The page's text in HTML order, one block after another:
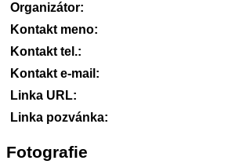
Organizátor:
Kontakt meno:
Kontakt tel.:
Kontakt e-mail:
Linka URL:
Linka pozvánka:
Fotografie